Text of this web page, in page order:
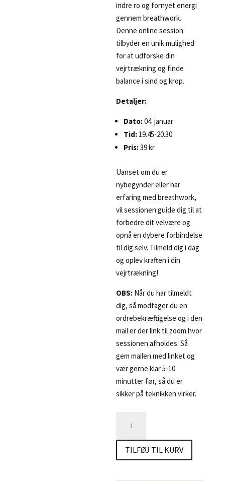
indre ro og fornyet energi
gennem breathwork.
Denne online session
tilbyder en unik mulighed
for at udforske din
vejrtrækning og finde
balance i sind og krop.
Detaljer:
Dato:04. januar
Tid: 19.45-20.30
Pris:39 kr
Uanset om du er
nybegynder eller har
erfaring med breathwork,
vil sessionen guide dig til at
forbedre dit velvære og
opnå en dybere forbindelse
til dig selv. Tilmeld dig i dag
og oplev kraften i din
vejrtrækning!
OBS: Når du har tilmeldt
dig, så modtager du en
ordrebekræftigelse og i den
mail er der link til zoom hvor
sessionen afholdes. Så
gem mailen med linket og
vær gerne klar 5-10
minutter før, så du er
sikker på teknikken virker.
Breathwork
antal
TILFØJ TIL KURV